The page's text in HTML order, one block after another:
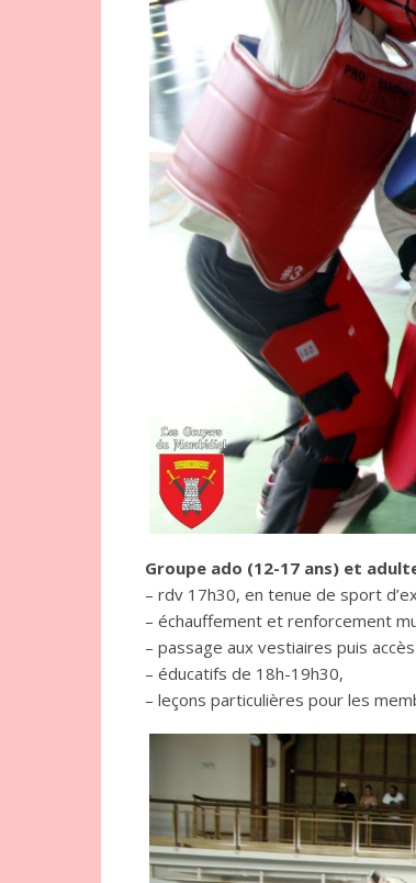
Groupe ado (12-17 ans) et
– rdv 17h30, en tenue de sport
– échauffement et renforcement
– passage aux vestiaires puis
– éducatifs de 18h-19h30,
– leçons particulières pour les